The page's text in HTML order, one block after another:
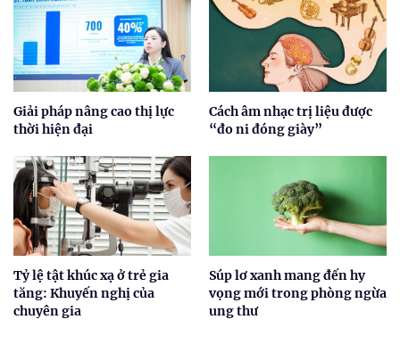
Giải pháp nâng cao thị lực
thời hiện đại
Cách âm nhạc trị liệu được
“đo ni đóng giày”
Tỷ lệ tật khúc xạ ở trẻ gia
tăng: Khuyến nghị của
chuyên gia
Súp lơ xanh mang đến hy
vọng mới trong phòng ngừa
ung thư